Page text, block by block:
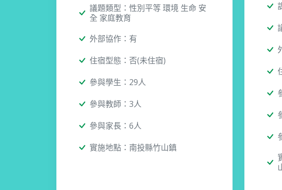
議題類型：性別平等 環境 生命 安
全 家庭教育
外部協作：有
住宿型態：否(未住宿)
參與學生：29人
參與教師：3人
參與家長：6人
實施地點：南投縣竹山鎮